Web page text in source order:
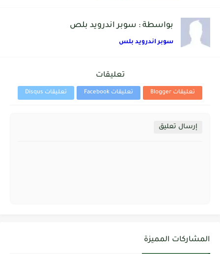
بواسطة : سوبر اندرويد بلص
سوبر اندرويد بلس
تعليقات
تعليقات Blogger تعليقات Facebook تعليقات Disqus
إرسال تعليق
المشاركات المميزة